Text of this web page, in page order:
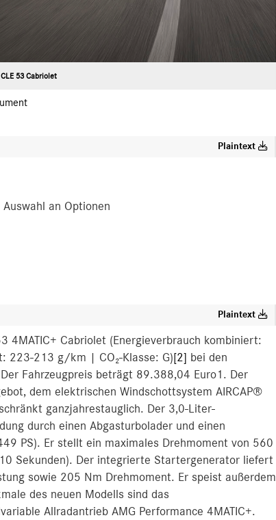
CLE 53 Cabriolet
Plaintext
an Optionen
Plaintext
4MATIC+ Cabriolet (Energieverbrauch kombiniert:
223-213 g/km | CO₂-Klasse: G)[2] bei den
Fahrzeugpreis beträgt 89.388,04 Euro1. Der
dem elektrischen Windschottsystem AIRCAP®
ganzjahrestauglich. Der 3,0-Liter-
durch einen Abgasturbolader und einen
PS). Er stellt ein maximales Drehmoment von 560
Sekunden). Der integrierte Startergenerator liefert
sowie 205 Nm Drehmoment. Er speist außerdem
des neuen Modells sind das
Allradantrieb AMG Performance 4MATIC+.